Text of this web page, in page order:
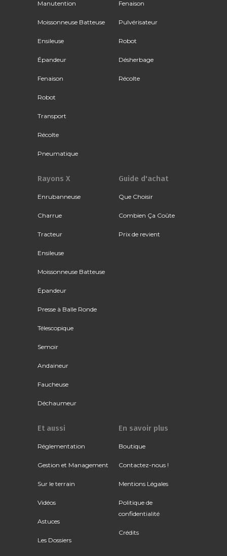
Manutention
Moissonneuse Batteuse
Ensileuse
Épandeur
Fenaison
Robot
Transport
Récolte
Pneumatique
Fenaison
Pulvérisateur
Robot
Désherbage
Récolte
Rayons X
Enrubanneuse
Charrue
Tracteur
Ensileuse
Moissonneuse Batteuse
Épandeur
Presse à Balle Ronde
Télescopique
Semoir
Andaineur
Faucheuse
Déchaumeur
Guide d'achat
Que Choisir
Combien Ça Coûte
Prix de revient
Et aussi
Réglementation
Gestion et Management
Sur le terrain
Vidéos
Astuces
Les Dossiers
En savoir plus
Boutique
Contactez-nous !
Mentions Légales
Politique de
confidentialité
Crédits